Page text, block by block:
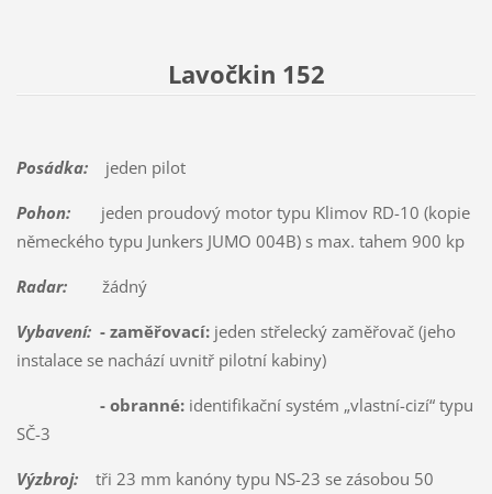
Lavočkin 152
Posádka:jeden pilot
Pohon:jeden proudový motor typu Klimov RD-10 (kopie
německého typu Junkers JUMO 004B) s max. tahem 900 kp
Radar:žádný
Vybavení: - zaměřovací: jeden střelecký zaměřovač (jeho
instalace se nachází uvnitř pilotní kabiny)
- obranné:identifikační systém „vlastní-cizí“ typu
SČ-3
Výzbroj:tři 23 mm kanóny typu NS-23 se zásobou 50